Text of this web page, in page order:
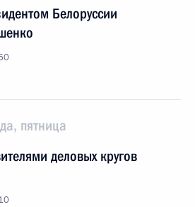
Белоруссии
пятница
деловых кругов